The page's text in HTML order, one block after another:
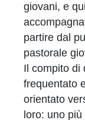
giovani, e
partire dal
pastorale
Il compito di
frequentato
orientato
loro: uno